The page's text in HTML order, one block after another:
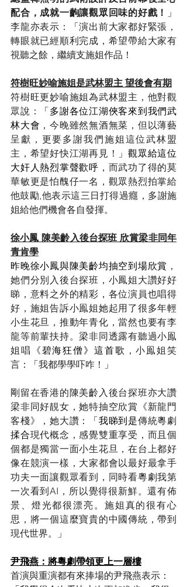
配合，成就一齣讓觀眾回味的好戲！ 」
李龍亦表示：
「演出前大家都好緊張，
轉眼就已經順利完成，希望帶給大家有
視聽之餘，繼續支施姐作品！
符樹旺妙喻施姐是武林盟主 望後會有期
符樹旺更妙喻施姐為武林盟主，他對觀
眾說：
「多謝各位江湖俠客來到我們武
林大會 ，今晚雖然無酒無菜，但以薄藝
呈獻，更要多謝我們施姐這位武林盟
主，希望好快江湖再見！ 」觀眾給這位
大奸人熱烈掌聲歡呼 ，而武功了得的莫
華敏更是怕醜仔一名，觀眾熱烈拍掌給
他鼓勵,他表示這三日打得過癮，多謝施
姐給他們機會各自發揮。
徐小鳳 陳美齡入後台探班 欣賞梁非同年
青肯學
昨晚徐小鳳與陳美齡均抽空到場欣賞 ，
她們分別入後台探班，小鳳姐大讚好好
睇，意料之外的精彩，各位演員也唱得
好，施姐告訴小鳯姐她起用了很多年輕
小生花旦，推動年青化，當然也要有李
龍等前輩扶持。梁非同透露有聽過小鳯
姐唱《碧海狂僧》這首歌 ，小鳯姐笑
言：
「我都學學吓咋！ 」
剛留在香港的陳美齡入後台探班亦大讚
梁非同好靚女，她特抽空欣賞《新龍門
客棧》，她大讚：
「我睇到是傳統粵劇
揉合現代概念，感覺雙重享受，而且個
個都是獨當一面小生花旦，在台上都好
像在競演一樣，大家都會以最好最拿手
功夫一面讓觀眾看到，同時看粵劇我第
一次看到AI，所以覺得很新鮮。還有佈
景、燈光都很漂亮。施姐真的很有心
思，將一個這麼寶貴的中國傳統，帶到
現代世界。
」
尹飛燕：將粵劇帶領更上一層樓
首演與重演都有來捧場的尹飛燕表示：